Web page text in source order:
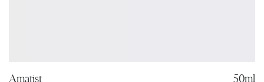
Amatist 50ml